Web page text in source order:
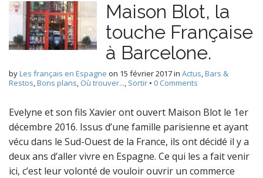
Maison Blot, la
touche Française
à Barcelone.
byLes français en Espagne on 15 février 2017in Actus,Bars &
Restos,Bons plans, Où trouver..., Sortir • 0 Comments
Evelyne et son fils Xavier ont ouvert Maison Blot le 1er
décembre 2016. Issus d’une famille parisienne et ayant
vécu dans le Sud-Ouest de la France, ils ont décidé il y a
deux ans d’aller vivre en Espagne. Ce qui les a fait venir
ici, c’est leur volonté de vouloir ouvrir un commerce